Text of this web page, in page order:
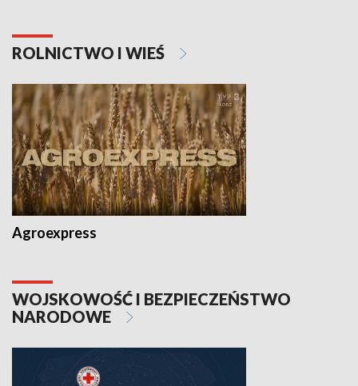
ROLNICTWO I WIEŚ
Agroexpress
WOJSKOWOŚĆ I BEZPIECZEŃSTWO
NARODOWE